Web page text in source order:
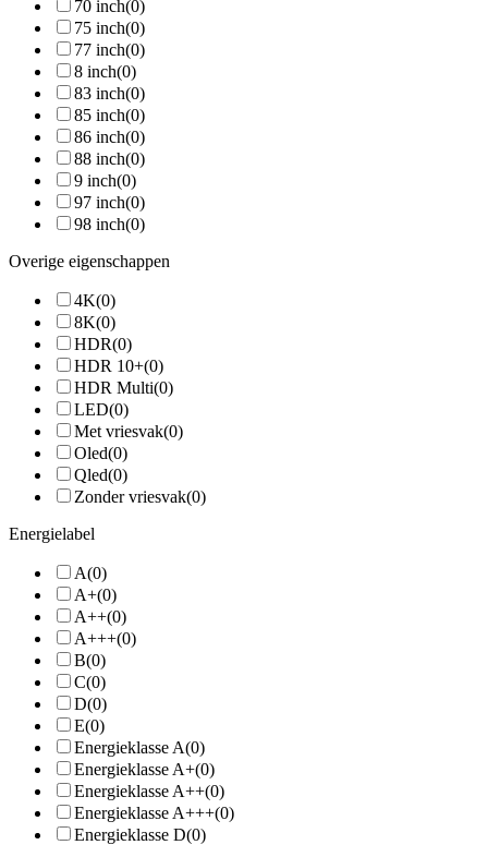
70 inch(0)
75 inch(0)
77 inch(0)
8 inch(0)
83 inch(0)
85 inch(0)
86 inch(0)
88 inch(0)
9 inch(0)
97 inch(0)
98 inch(0)
Overige eigenschappen
4K(0)
8K(0)
HDR(0)
HDR 10+(0)
HDR Multi(0)
LED(0)
Met vriesvak(0)
Oled(0)
Qled(0)
Zonder vriesvak(0)
Energielabel
A(0)
A+(0)
A++(0)
A+++(0)
B(0)
C(0)
D(0)
E(0)
Energieklasse A(0)
Energieklasse A+(0)
Energieklasse A++(0)
Energieklasse A+++(0)
Energieklasse D(0)